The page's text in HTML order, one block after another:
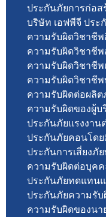
ประกันภัยการก่อส
บริษัท เอฟพีจี ประ
ความรับผิดวิชาชีพ
ความรับผิดวิชาชีพ
ความรับผิดวิชาชี
ความรับผิดวิชาชี
ความรับผิดต่อผลิ
ความรับผิดของผู้บ
ประกันภัยแรงงาน
ประกันภัยคอนโดย
ประกันการเสี่ยงภั
ความรับผิดต่อบุค
ประกันภัยทดแทนแ
ประกันภัยความรับ
ความรับผิดของนา